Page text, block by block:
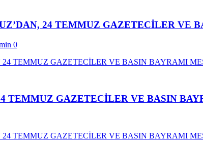
24 TEMMUZ GAZETECİLER VE
0
TEMMUZ GAZETECİLER VE BASIN